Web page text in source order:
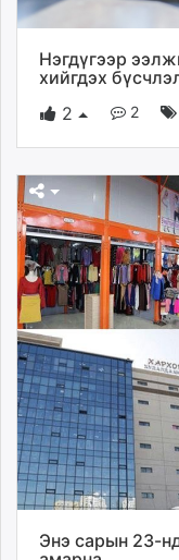
Нэгдүгээр
хийгдэх
2
2
Энэ сарын 23-